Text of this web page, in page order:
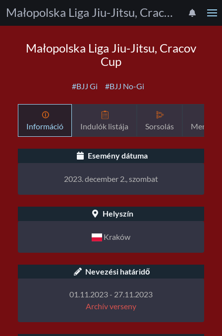
Małopolska Liga Jiu-Jitsu, Cracov Cup
Małopolska Liga Jiu-Jitsu, Cracov
Cup
#BJJ Gi #BJJ No-Gi
Információ Indulók listája Sorsolás
Esemény dátuma
2023. december 2., szombat
Helyszín
Kraków
Nevezési határidő
01.11.2023 - 27.11.2023
Archív verseny